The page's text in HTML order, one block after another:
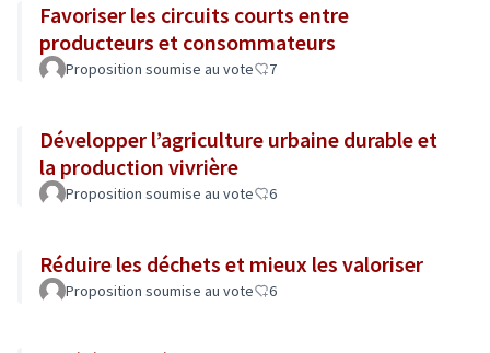
Favoriser les circuits courts entre
producteurs et consommateurs
Proposition soumise au vote 7
Développer l’agriculture urbaine durable et
la production vivrière
Proposition soumise au vote 6
Réduire les déchets et mieux les valoriser
Proposition soumise au vote 6